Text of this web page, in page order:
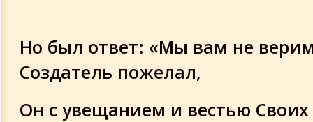
Но был ответ: «Мы вам не
Создатель пожелал,
Он с увещанием и вестью